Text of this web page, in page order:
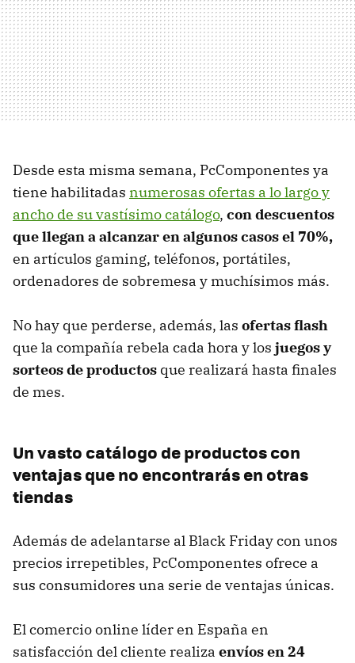
Desde esta misma semana, PcComponentes ya
tiene habilitadas numerosas ofertas a lo largo y
ancho de su vastísimo catálogo, con descuentos
que llegan a alcanzar en algunos casos el 70%,
en artículos gaming, teléfonos, portátiles,
ordenadores de sobremesa y muchísimos más.
No hay que perderse, además, las ofertas flash
que la compañía rebela cada hora y los juegos y
sorteos de productos que realizará hasta finales
de mes.
Un vasto catálogo de productos con
ventajas que no encontrarás en otras
tiendas
Además de adelantarse al Black Friday con unos
precios irrepetibles, PcComponentes ofrece a
sus consumidores una serie de ventajas únicas.
El comercio online líder en España en
satisfacción del cliente realiza envíos en 24